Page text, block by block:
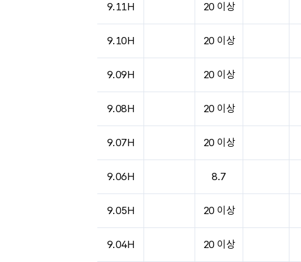
9.11H 20 이상
9.10H 20 이상
9.09H 20 이상
9.08H 20 이상
9.07H 20 이상
9.06H 8.7
9.05H 20 이상
9.04H 20 이상